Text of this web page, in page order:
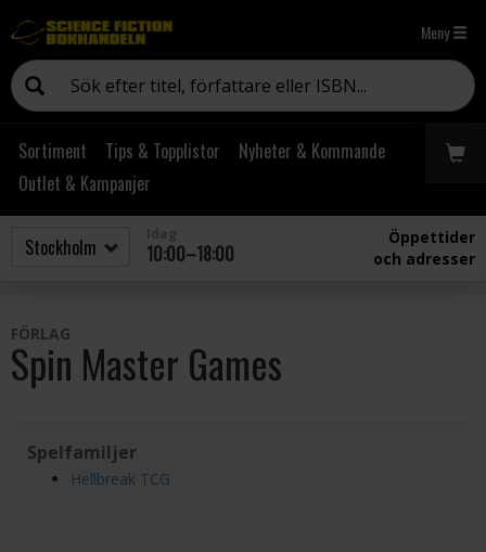
Meny
Sortiment Tips & Topplistor
Nyheter & Kommande
Outlet & Kampanjer
10:00–18:00
Öppettider
och adresser
FÖRLAG
Spin Master Games
Spelfamiljer
Hellbreak TCG